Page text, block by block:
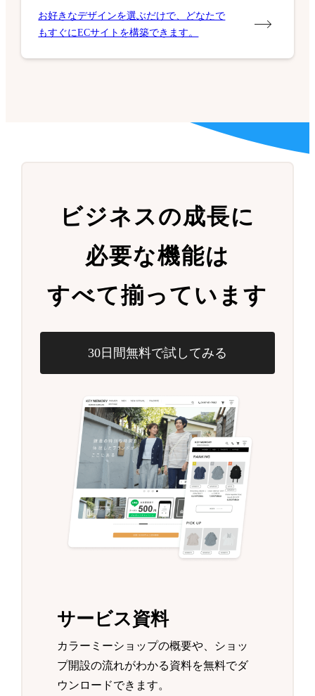
お好きなデザインを選ぶだけで、どなたで
もすぐにECサイトを構築できます。
ビジネスの成長に
必要な機能は
すべて揃っています
30日間無料で試してみる
サービス資料
カラーミーショップの概要や、ショッ
プ開設の流れがわかる資料を無料でダ
ウンロードできます。